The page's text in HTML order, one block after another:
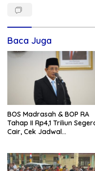
Baca Juga
BOS Madrasah & BOP RA
Tahap II Rp4,1 Triliun
Cair, Cek Jadwal